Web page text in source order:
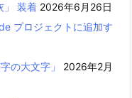
」 装着 2026年6月26日
プロジェクトに追加す
の大文字」
2026年2月